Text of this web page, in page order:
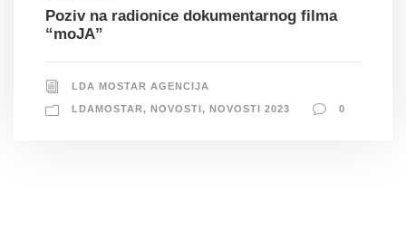
Poziv na radionice dokumentarnog filma
“moJA”
LDA MOSTAR AGENCIJA
LDAMOSTAR, NOVOSTI , NOVOSTI 2023 0